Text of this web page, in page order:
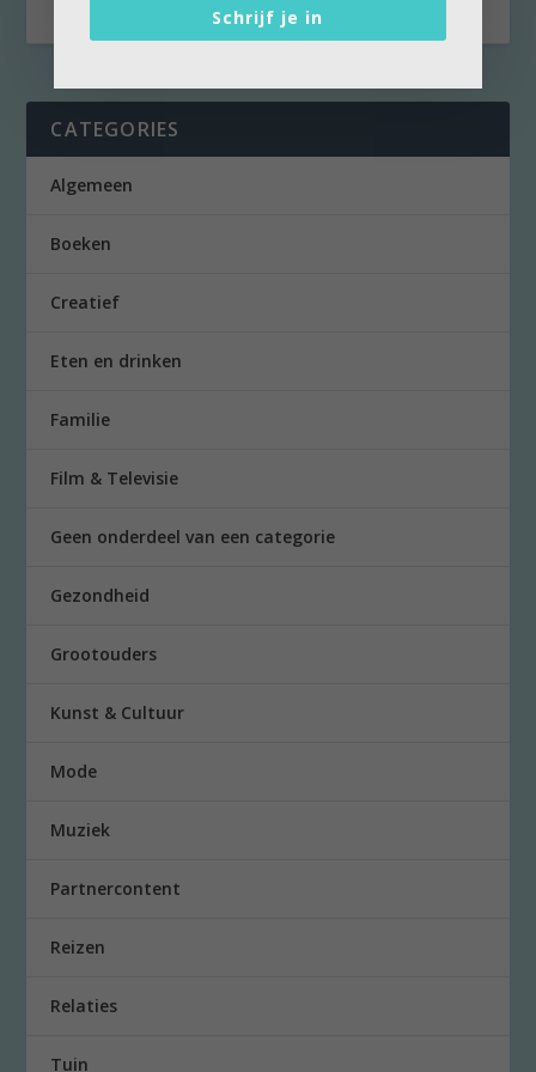
CATEGORIES
Algemeen
Boeken
Creatief
Eten en drinken
Familie
Film & Televisie
Geen onderdeel van een categorie
Gezondheid
Grootouders
Kunst & Cultuur
Mode
Muziek
Partnercontent
Reizen
Relaties
Tuin
Schrijf je in